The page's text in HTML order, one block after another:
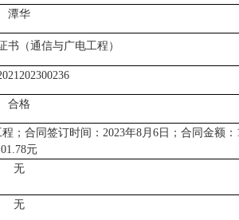
潭华
书（通信与广电工程）
合格
；合同签订时间： 2023年8月6日；合同金额：
01.78元
无
无